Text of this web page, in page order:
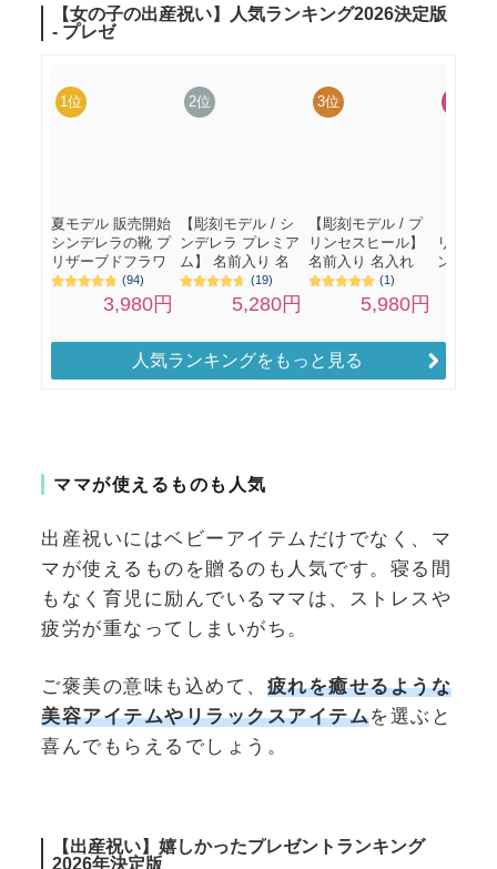
人気ランキングをもっと見る
ママが使えるものも人気
出産祝いにはベビーアイテムだけでなく、マ
マが使えるものを贈るのも人気です。寝る間
もなく育児に励んでいるママは、ストレスや
疲労が重なってしまいがち。
ご褒美の意味も込めて、 疲れを癒せるような
美容アイテムやリラックスアイテムを選ぶと
喜んでもらえるでしょう。